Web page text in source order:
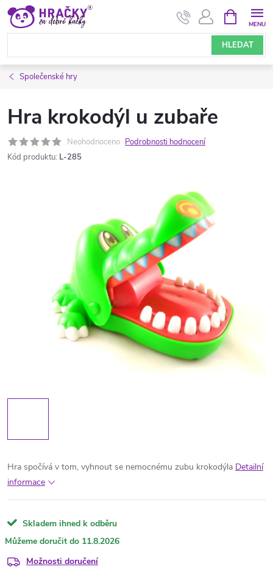
Přejít
obsah
HLEDAT
NÁKUPNÍ
KOŠÍK
Společenské hry
Hra krokodýl u zubaře
Neohodnoceno Podrobnosti hodnocení
Kód produktu: L-285
Hra spočívá v tom, vyhnout se nemocnému zubu krokodýla Detailní
informace
Skladem ihned k odběru
11.8.2026
Možnosti doručení